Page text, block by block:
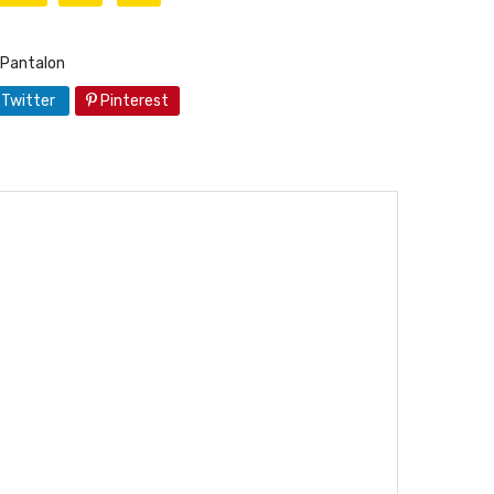
Pantalon
Twitter Pinterest